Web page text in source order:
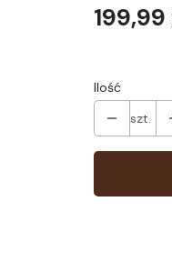
Cena
199,99
Ilość
szt.